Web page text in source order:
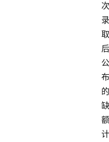
次
录
取
后
公
布
的
缺
额
计